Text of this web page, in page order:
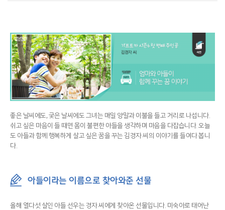
좋은 날씨에도, 궂은 날씨에도 그녀는 매일 양말과 이불을 들고 거리로 나섭니다.
쉬고 싶은 마음이 들 때면 몸이 불편한 아들을 생각하며 마음을 다잡습니다. 오늘
도 아들과 함께 행복하게 살고 싶은 꿈을 꾸는 김경자 씨의 이야기를 들여다 봅니
다.
아들이라는 이름으로 찾아와준 선물
올해 열다섯 살인 아들 선우는 경자 씨에게 찾아온 선물입니다. 미숙아로 태어난